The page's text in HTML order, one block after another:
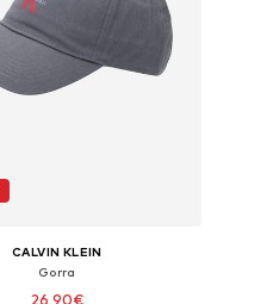
CALVIN KLEIN
Gorra
26,90€